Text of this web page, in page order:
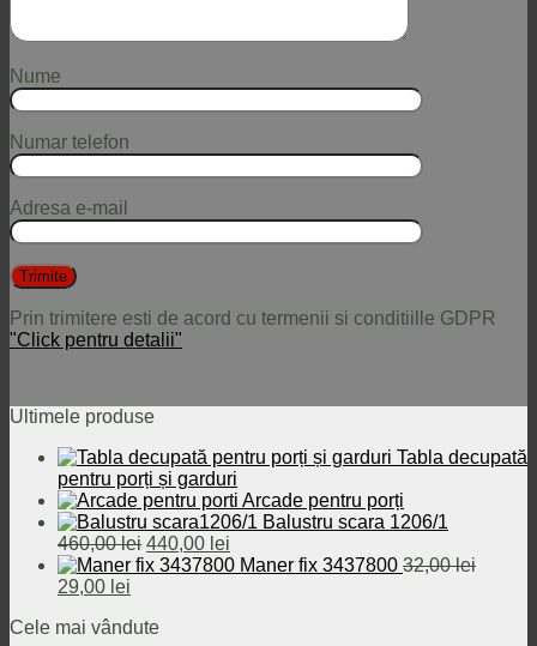
Nume
Numar telefon
Adresa e-mail
Prin trimitere esti de acord cu termenii si conditiille GDPR
"Click pentru detalii"
Ultimele produse
Tabla decupată
pentru porți și garduri
Arcade pentru porți
Balustru scara 1206/1
460,00lei Prețul
inițial
460,00 lei.
440,00 lei
curent
Maner fix 3437800 32,00lei
Prețul
a
29,00 lei
este:
Cele mai vândute